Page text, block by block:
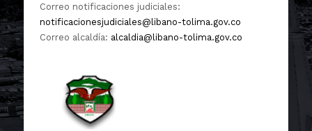
Correo notificaciones judiciales:
notificacionesjudiciales@libano-tolima.gov.co
Correo alcaldía: alcaldia@libano-tolima.gov.co